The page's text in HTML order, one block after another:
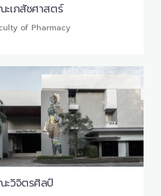
เภสัชศาสตร์
of Pharmacy
วิจิตรศิลป์